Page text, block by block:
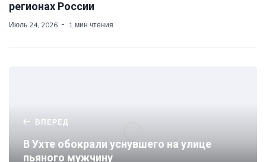
регионах России
Июль 24, 2026 1 мин чтения
ВПЕРЕД
В Ухте обокрали уснувшего на улице
пьяного мужчину